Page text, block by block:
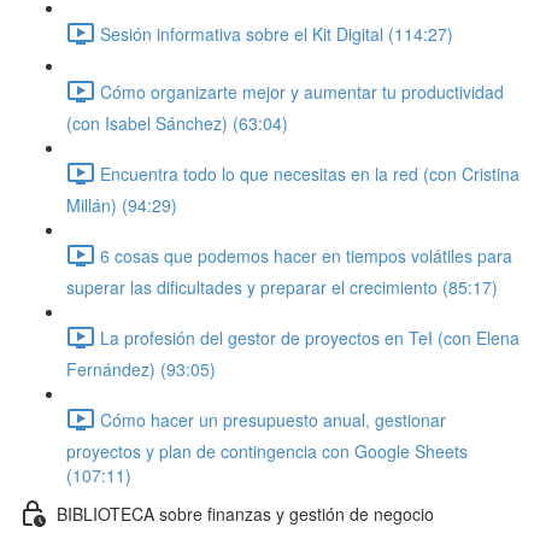
Sesión informativa sobre el Kit Digital (114:27)
Cómo organizarte mejor y aumentar tu productividad
(con Isabel Sánchez) (63:04)
Encuentra todo lo que necesitas en la red (con Cristina
Millán) (94:29)
6 cosas que podemos hacer en tiempos volátiles para
superar las dificultades y preparar el crecimiento (85:17)
La profesión del gestor de proyectos en TeI (con Elena
Fernández) (93:05)
Cómo hacer un presupuesto anual, gestionar
proyectos y plan de contingencia con Google Sheets
(107:11)
BIBLIOTECA sobre finanzas y gestión de negocio